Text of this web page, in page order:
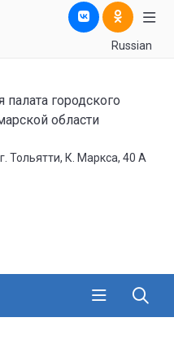
Russian
палата городского
области
Тольятти, К. Маркса, 40 А